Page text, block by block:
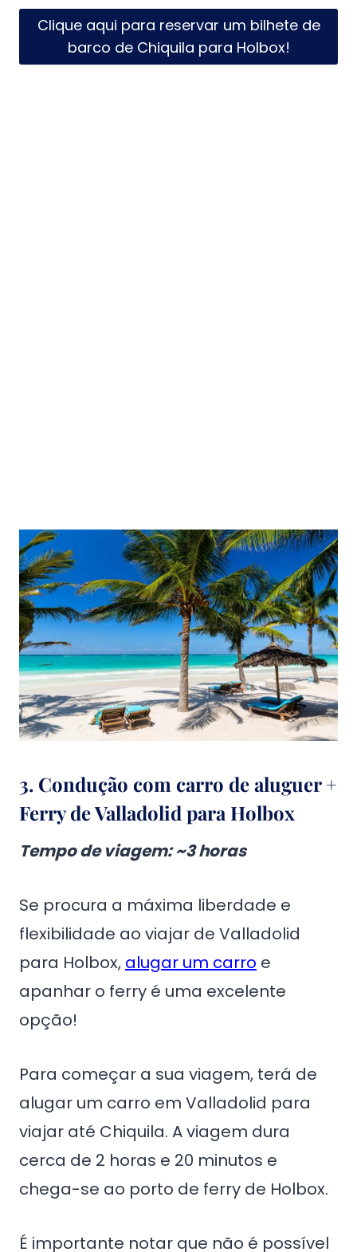
Clique aqui para reservar um bilhete de
barco de Chiquila para Holbox!
3. Condução com carro de aluguer +
Ferry de Valladolid para Holbox
Tempo de viagem: ~3 horas
Se procura a máxima liberdade e
flexibilidade ao viajar de Valladolid
para Holbox, alugar um carro e
apanhar o ferry é uma excelente
opção!
Para começar a sua viagem, terá de
alugar um carro em Valladolid para
viajar até Chiquila. A viagem dura
cerca de 2 horas e 20 minutos e
chega-se ao porto de ferry de Holbox.
É importante notar que não é possível